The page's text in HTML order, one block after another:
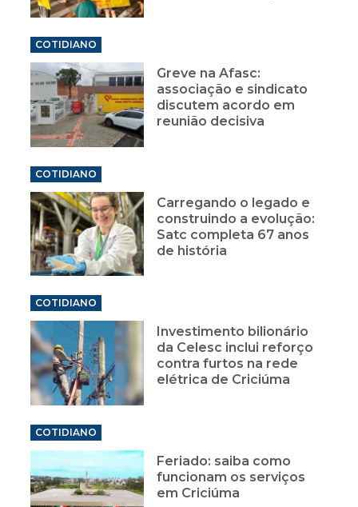
COTIDIANO
Greve na Afasc:
associação e sindicato
discutem acordo em
reunião decisiva
COTIDIANO
Carregando o legado e
construindo a evolução:
Satc completa 67 anos
de história
COTIDIANO
Investimento bilionário
da Celesc inclui reforço
contra furtos na rede
elétrica de Criciúma
COTIDIANO
Feriado: saiba como
funcionam os serviços
em Criciúma